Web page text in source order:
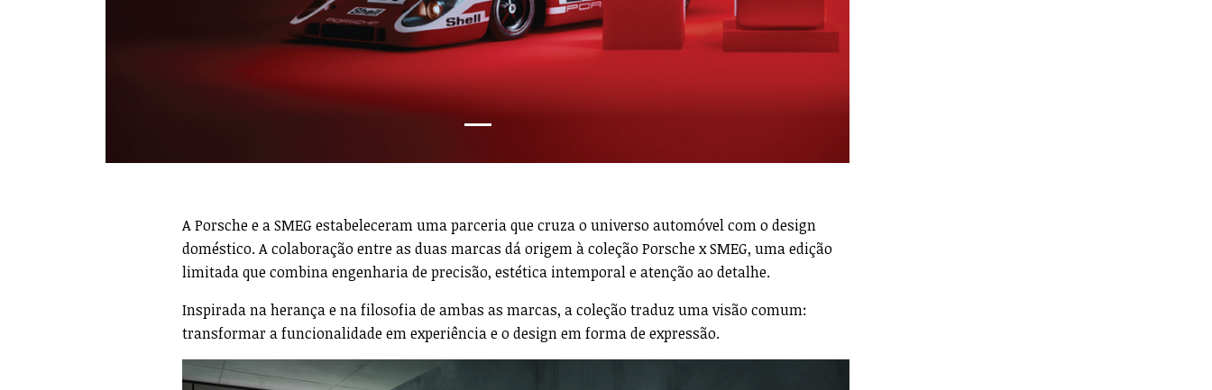
A Porsche e a SMEG estabeleceram uma parceria que cruza o universo automóvel com o design
doméstico. A colaboração entre as duas marcas dá origem à coleção Porsche x SMEG, uma edição
limitada que combina engenharia de precisão, estética intemporal e atenção ao detalhe.
Inspirada na herança e na filosofia de ambas as marcas, a coleção traduz uma visão comum:
transformar a funcionalidade em experiência e o design em forma de expressão.